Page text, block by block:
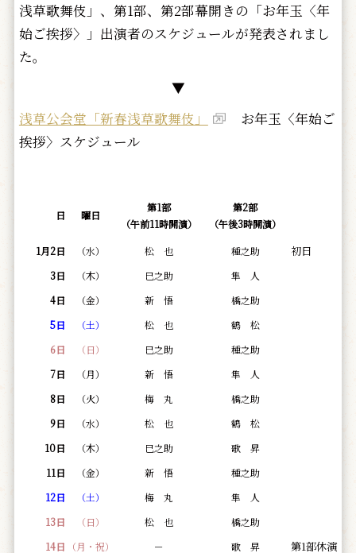
浅草歌舞伎」、第1部、第2部幕開きの「お年玉〈年
始ご挨拶〉」出演者のスケジュールが発表されまし
た。
▼
浅草公会堂「新春浅草歌舞伎」
お年玉〈年始ご
挨拶〉スケジュール
日 曜日
第1部
（午前11時開演）
第2部
（午後3時開演）
1月2日
（水） 松 也 種之助 初日
3日 （木） 巳之助
隼 人
4日
（金） 新 悟
橋之助
5日
（土） 松 也
鶴 松
6日
（日） 巳之助
種之助
7日
（月） 新 悟
隼 人
8日
（火） 梅 丸
橋之助
9日
（水） 松 也
鶴 松
10日
（木） 巳之助
歌 昇
11日
（金） 新 悟
種之助
12日 （土） 梅 丸
隼 人
13日
（日） 松 也
橋之助
14日
（月・祝） － 歌 昇 第1部休演